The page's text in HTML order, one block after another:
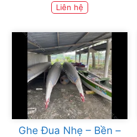
Liên hệ
Ghe Đua Nhẹ – Bền –